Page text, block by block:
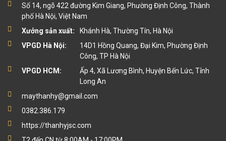
Số 14, ngõ 422 đường Kim Giang, Phường Định Công, Thành
phố Hà Nội, Việt Nam
Xưởng sản xuất:
Khánh Hà, Thường Tín, Hà Nội
VPGD Hà Nội:
14D1 Hồng Quang, Đại Kim, Phường Định
Công, TP Hà Nội
VPGD HCM:
Ấp 4, Xã Lương Bình, Huyện Bến Lức, Tỉnh
Long An
maythanhy@gmail.com
0382.386.179
https://thanhyjsc.com